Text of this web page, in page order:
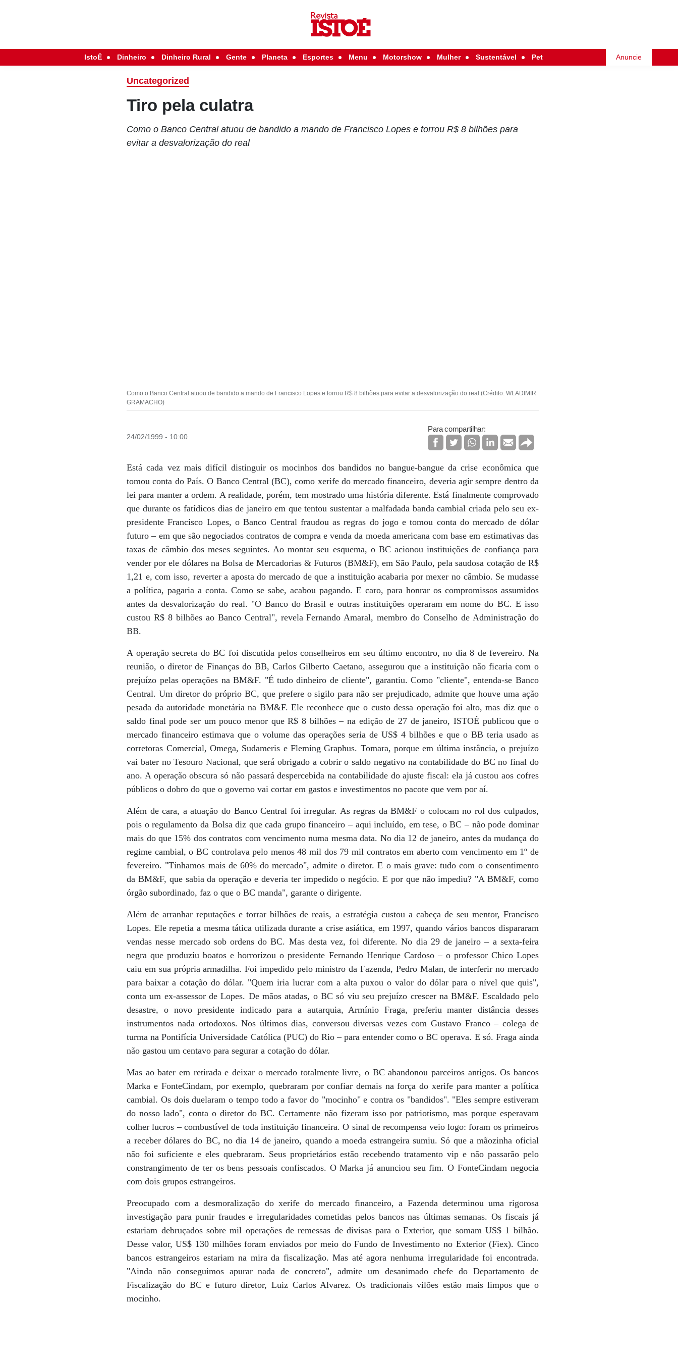
IstoÉ Dinheiro Dinheiro Rural Gente Planeta Esportes Menu Motorshow Mulher Sustentável Pet Anuncie
Uncategorized
Tiro pela culatra
Como o Banco Central atuou de bandido a mando de Francisco Lopes e torrou R$ 8 bilhões para
evitar a desvalorização do real
Como o Banco Central atuou de bandido a mando de Francisco Lopes e torrou R$ 8 bilhões para evitar a desvalorização do real (Crédito: WLADIMIR
GRAMACHO)
24/02/1999 - 10:00
Para compartilhar:
Está cada vez mais difícil distinguir os mocinhos dos bandidos no bangue-bangue da crise econômica que
tomou conta do País. O Banco Central (BC), como xerife do mercado financeiro, deveria agir sempre dentro da
lei para manter a ordem. A realidade, porém, tem mostrado uma história diferente. Está finalmente comprovado
que durante os fatídicos dias de janeiro em que tentou sustentar a malfadada banda cambial criada pelo seu ex-
presidente Francisco Lopes, o Banco Central fraudou as regras do jogo e tomou conta do mercado de dólar
futuro – em que são negociados contratos de compra e venda da moeda americana com base em estimativas das
taxas de câmbio dos meses seguintes. Ao montar seu esquema, o BC acionou instituições de confiança para
vender por ele dólares na Bolsa de Mercadorias & Futuros (BM&F), em São Paulo, pela saudosa cotação de R$
1,21 e, com isso, reverter a aposta do mercado de que a instituição acabaria por mexer no câmbio. Se mudasse
a política, pagaria a conta. Como se sabe, acabou pagando. E caro, para honrar os compromissos assumidos
antes da desvalorização do real. "O Banco do Brasil e outras instituições operaram em nome do BC. E isso
custou R$ 8 bilhões ao Banco Central", revela Fernando Amaral, membro do Conselho de Administração do
BB.
A operação secreta do BC foi discutida pelos conselheiros em seu último encontro, no dia 8 de fevereiro. Na
reunião, o diretor de Finanças do BB, Carlos Gilberto Caetano, assegurou que a instituição não ficaria com o
prejuízo pelas operações na BM&F. "É tudo dinheiro de cliente", garantiu. Como "cliente", entenda-se Banco
Central. Um diretor do próprio BC, que prefere o sigilo para não ser prejudicado, admite que houve uma ação
pesada da autoridade monetária na BM&F. Ele reconhece que o custo dessa operação foi alto, mas diz que o
saldo final pode ser um pouco menor que R$ 8 bilhões – na edição de 27 de janeiro, ISTOÉ publicou que o
mercado financeiro estimava que o volume das operações seria de US$ 4 bilhões e que o BB teria usado as
corretoras Comercial, Omega, Sudameris e Fleming Graphus. Tomara, porque em última instância, o prejuízo
vai bater no Tesouro Nacional, que será obrigado a cobrir o saldo negativo na contabilidade do BC no final do
ano. A operação obscura só não passará despercebida na contabilidade do ajuste fiscal: ela já custou aos cofres
públicos o dobro do que o governo vai cortar em gastos e investimentos no pacote que vem por aí.
Além de cara, a atuação do Banco Central foi irregular. As regras da BM&F o colocam no rol dos culpados,
pois o regulamento da Bolsa diz que cada grupo financeiro – aqui incluído, em tese, o BC – não pode dominar
mais do que 15% dos contratos com vencimento numa mesma data. No dia 12 de janeiro, antes da mudança do
regime cambial, o BC controlava pelo menos 48 mil dos 79 mil contratos em aberto com vencimento em 1º de
fevereiro. "Tínhamos mais de 60% do mercado", admite o diretor. E o mais grave: tudo com o consentimento
da BM&F, que sabia da operação e deveria ter impedido o negócio. E por que não impediu? "A BM&F, como
órgão subordinado, faz o que o BC manda", garante o dirigente.
Além de arranhar reputações e torrar bilhões de reais, a estratégia custou a cabeça de seu mentor, Francisco
Lopes. Ele repetia a mesma tática utilizada durante a crise asiática, em 1997, quando vários bancos dispararam
vendas nesse mercado sob ordens do BC. Mas desta vez, foi diferente. No dia 29 de janeiro – a sexta-feira
negra que produziu boatos e horrorizou o presidente Fernando Henrique Cardoso – o professor Chico Lopes
caiu em sua própria armadilha. Foi impedido pelo ministro da Fazenda, Pedro Malan, de interferir no mercado
para baixar a cotação do dólar. "Quem iria lucrar com a alta puxou o valor do dólar para o nível que quis",
conta um ex-assessor de Lopes. De mãos atadas, o BC só viu seu prejuízo crescer na BM&F. Escaldado pelo
desastre, o novo presidente indicado para a autarquia, Armínio Fraga, preferiu manter distância desses
instrumentos nada ortodoxos. Nos últimos dias, conversou diversas vezes com Gustavo Franco – colega de
turma na Pontifícia Universidade Católica (PUC) do Rio – para entender como o BC operava. E só. Fraga ainda
não gastou um centavo para segurar a cotação do dólar.
Mas ao bater em retirada e deixar o mercado totalmente livre, o BC abandonou parceiros antigos. Os bancos
Marka e FonteCindam, por exemplo, quebraram por confiar demais na força do xerife para manter a política
cambial. Os dois duelaram o tempo todo a favor do "mocinho" e contra os "bandidos". "Eles sempre estiveram
do nosso lado", conta o diretor do BC. Certamente não fizeram isso por patriotismo, mas porque esperavam
colher lucros – combustível de toda instituição financeira. O sinal de recompensa veio logo: foram os primeiros
a receber dólares do BC, no dia 14 de janeiro, quando a moeda estrangeira sumiu. Só que a mãozinha oficial
não foi suficiente e eles quebraram. Seus proprietários estão recebendo tratamento vip e não passarão pelo
constrangimento de ter os bens pessoais confiscados. O Marka já anunciou seu fim. O FonteCindam negocia
com dois grupos estrangeiros.
Preocupado com a desmoralização do xerife do mercado financeiro, a Fazenda determinou uma rigorosa
investigação para punir fraudes e irregularidades cometidas pelos bancos nas últimas semanas. Os fiscais já
estariam debruçados sobre mil operações de remessas de divisas para o Exterior, que somam US$ 1 bilhão.
Desse valor, US$ 130 milhões foram enviados por meio do Fundo de Investimento no Exterior (Fiex). Cinco
bancos estrangeiros estariam na mira da fiscalização. Mas até agora nenhuma irregularidade foi encontrada.
"Ainda não conseguimos apurar nada de concreto", admite um desanimado chefe do Departamento de
Fiscalização do BC e futuro diretor, Luiz Carlos Alvarez. Os tradicionais vilões estão mais limpos que o
mocinho.